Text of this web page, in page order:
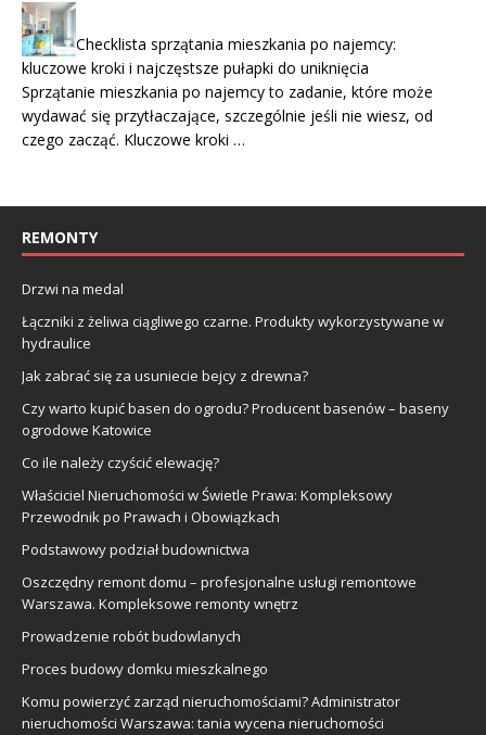
Checklista sprzątania mieszkania po najemcy:
kluczowe kroki i najczęstsze pułapki do uniknięcia
Sprzątanie mieszkania po najemcy to zadanie, które może
wydawać się przytłaczające, szczególnie jeśli nie wiesz, od
czego zacząć. Kluczowe kroki …
REMONTY
Drzwi na medal
Łączniki z żeliwa ciągliwego czarne. Produkty wykorzystywane w
hydraulice
Jak zabrać się za usuniecie bejcy z drewna?
Czy warto kupić basen do ogrodu? Producent basenów – baseny
ogrodowe Katowice
Co ile należy czyścić elewację?
Właściciel Nieruchomości w Świetle Prawa: Kompleksowy
Przewodnik po Prawach i Obowiązkach
Podstawowy podział budownictwa
Oszczędny remont domu – profesjonalne usługi remontowe
Warszawa. Kompleksowe remonty wnętrz
Prowadzenie robót budowlanych
Proces budowy domku mieszkalnego
Komu powierzyć zarząd nieruchomościami? Administrator
nieruchomości Warszawa: tania wycena nieruchomości